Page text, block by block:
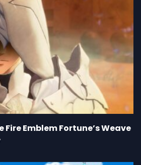
Emblem Fortune’s Weave